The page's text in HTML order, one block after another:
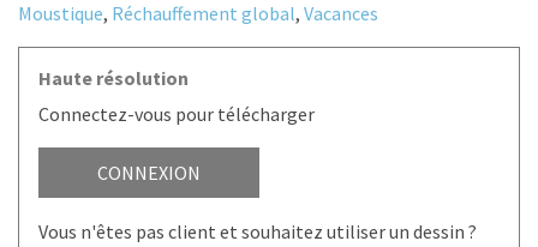
Moustique, Réchauffement global, Vacances
Haute résolution
Connectez-vous pour télécharger
CONNEXION
Vous n'êtes pas client et souhaitez utiliser un dessin ?